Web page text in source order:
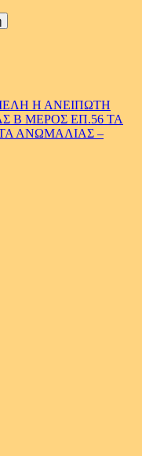
Η ΑΝΕΙΠΩΤΗ
Β ΜΕΡΟΣ ΕΠ.56 ΤΑ
ΑΝΩΜΑΛΙΑΣ –